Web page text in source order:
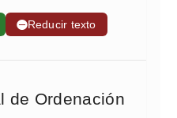
➖Reducir texto
de Ordenación